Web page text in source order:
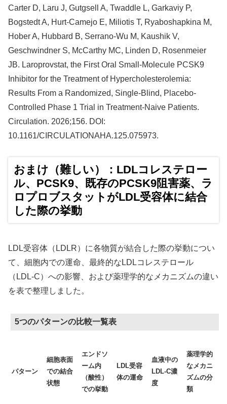
Carter D, Laru J, Gutgsell A, Twaddle L, Garkaviy P,
Bogstedt A, Hurt-Camejo E, Miliotis T, Ryaboshapkina M,
Hober A, Hubbard B, Serrano-Wu M, Kaushik V,
Geschwindner S, McCarthy MC, Linden D, Rosenmeier
JB. Laroprovstat, the First Oral Small-Molecule PCSK9
Inhibitor for the Treatment of Hypercholesterolemia:
Results From a Randomized, Single-Blind, Placebo-
Controlled Phase 1 Trial in Treatment-Naive Patients.
Circulation. 2026;156. DOI:
10.1161/CIRCULATIONAHA.125.075973.
おまけ（難しい）：LDLコレステロー
ル、PCSK9、既存のPCSK9阻害薬、ラ
ロプロブスタットがLDL受容体に結合
した際の挙動
LDL受容体（LDLR）に各物質が結合した際の挙動につい
て、細胞内での運命、最終的なLDLコレステロール
（LDL-C）への影響、および薬理学的なメカニズムの違い
を表で整理しました。
5つのパターンの比較一覧表
パターン
細胞表面
での結合
状態
エンドソ
ーム内
（酸性）
での挙動
LDL受容
体の運命
血液中の
LDL-C濃
度
薬理学的
なメカニ
ズムの分
類